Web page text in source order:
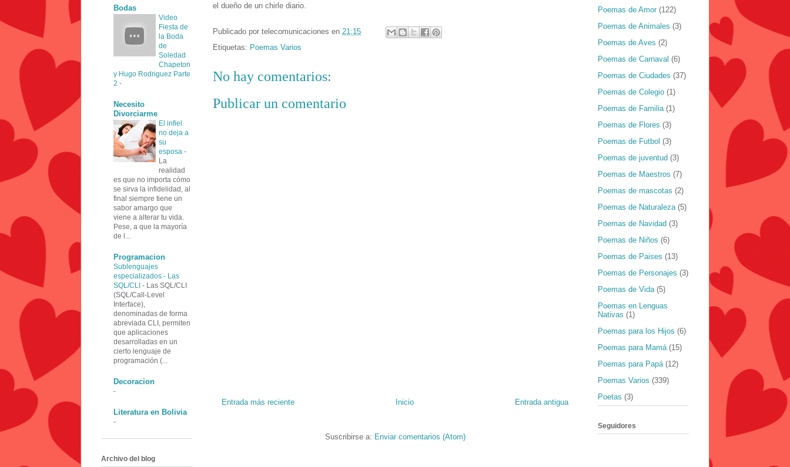
el dueño de un chirle diario.
Publicado por telecomunicaciones en 21:15
Etiquetas: Poemas Varios
No hay comentarios:
Publicar un comentario
Entrada más reciente Entrada antigua
Inicio
Suscribirse a: Enviar comentarios (Atom)
Bodas
Video
Fiesta de
la Boda
de
Soledad
Chapeton
y Hugo Rodriguez Parte
2 -
Necesito
Divorciarme
El infiel
no deja a
su
esposa -
La
realidad
es que no importa cómo
se sirva la infidelidad, al
final siempre tiene un
sabor amargo que
viene a alterar tu vida.
Pese, a que la mayoría
de l...
Programacion
Sublenguajes
especializados - Las
SQL/CLI - Las SQL/CLI
(SQL/Call-Level
Interface),
denominadas de forma
abreviada CLI, permiten
que aplicaciones
desarrolladas en un
cierto lenguaje de
programación (...
Decoracion
-
Literatura en Bolivia
-
Archivo del blog
Poemas de Amor (122)
Poemas de Animales (3)
Poemas de Aves (2)
Poemas de Carnaval (6)
Poemas de Ciudades (37)
Poemas de Colegio (1)
Poemas de Familia (1)
Poemas de Flores (3)
Poemas de Futbol (3)
Poemas de juventud (3)
Poemas de Maestros (7)
Poemas de mascotas (2)
Poemas de Naturaleza (5)
Poemas de Navidad (3)
Poemas de Niños (6)
Poemas de Paises (13)
Poemas de Personajes (3)
Poemas de Vida (5)
Poemas en Lenguas
Nativas (1)
Poemas para los Hijos (6)
Poemas para Mamá (15)
Poemas para Papá (12)
Poemas Varios (339)
Poetas (3)
Seguidores